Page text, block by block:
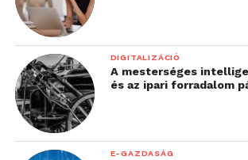
DIGITALIZÁCIÓ
A mesterséges
és az ipari forradalom
E-GAZDASÁG